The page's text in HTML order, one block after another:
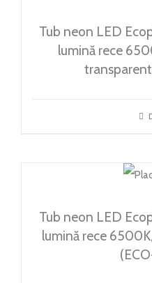
Weglot switcher
Tub neon LED
lumină rece
Tub neon LED
lumină rece